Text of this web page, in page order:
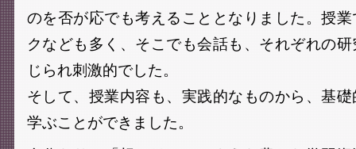
のを否が応でも考えることとなりました。授
クなども多く、そこでも会話も、それぞれの
じられ刺激的でした。
そして、授業内容も、実践的なものから、基
学ぶことができました。